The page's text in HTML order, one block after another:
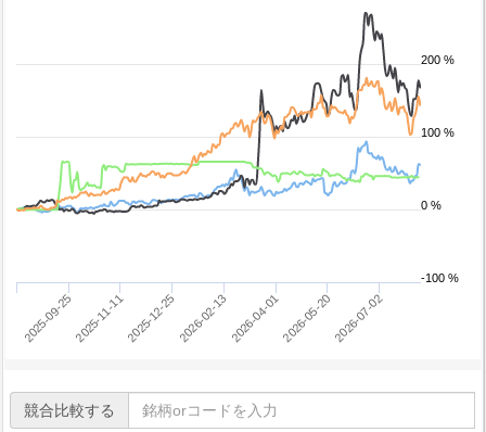
2025-09-25 2025-11-112025-12-25 2026-02-13 2026-04-012026-05-202026-07-02
0 %
100 %
200 %
-100 %
競合比較する